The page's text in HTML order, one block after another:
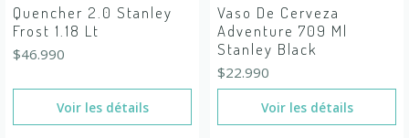
Quencher 2.0 Stanley
Frost 1.18 Lt
$46.990
Voir les détails
Vaso De Cerveza
Adventure 709 Ml
Stanley Black
$22.990
Voir les détails